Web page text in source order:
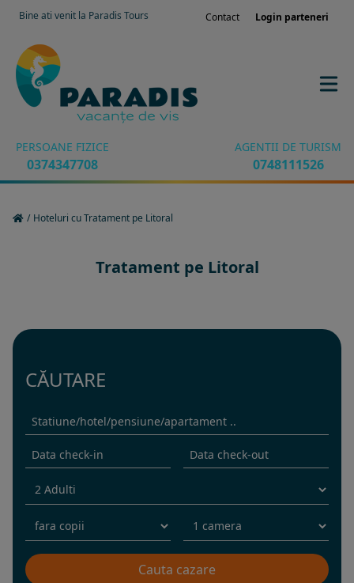
Bine ati venit la Paradis Tours Contact Login parteneri
PERSOANE FIZICE
0374347708
AGENTII DE TURISM
0748111526
/ Hoteluri cu Tratament pe Litoral
Tratament pe Litoral
CĂUTARE